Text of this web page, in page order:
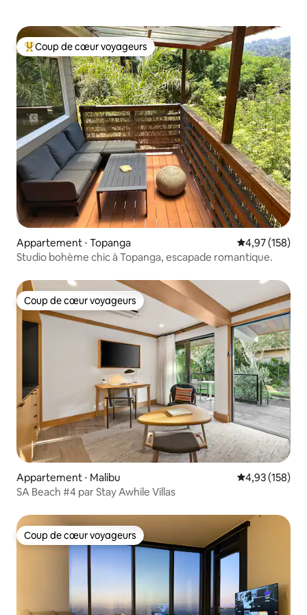
Coups de cœur voyageurs les plus appréciés
Coup de cœur voyageurs
Appartement ⋅ Topanga Évaluation
4,97 (158)
Studio bohème chic à Topanga, escapade romantique.
Coup de cœur voyageurs
Coup de cœur voyageurs
Appartement ⋅ Malibu Évaluation
4,93 (158)
SA Beach #4 par Stay Awhile Villas
Coup de cœur voyageurs
Coup de cœur voyageurs